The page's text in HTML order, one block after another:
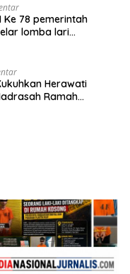
Ke 78 pemerintah
lomba lari
Herawati
Ramah